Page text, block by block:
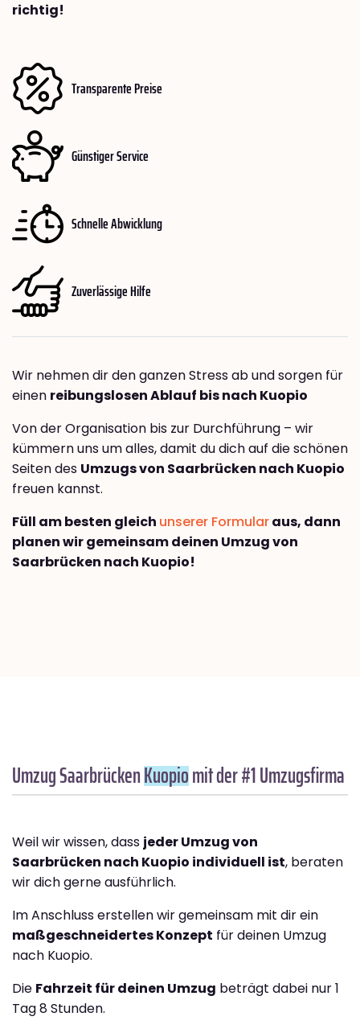
richtig!
Transparente Preise
Günstiger Service
Schnelle Abwicklung
Zuverlässige Hilfe
Wir nehmen dir den ganzen Stress ab und sorgen für
einen reibungslosen Ablauf bis nach Kuopio
Von der Organisation bis zur Durchführung – wir
kümmern uns um alles, damit du dich auf die schönen
Seiten des Umzugs von Saarbrücken nach Kuopio
freuen kannst.
Füll am besten gleich unserer Formularaus, dann
planen wir gemeinsam deinen Umzug von
Saarbrücken nach Kuopio!
Umzug SaarbrückenKuopiomit der #1 Umzugsfirma
Weil wir wissen, dass jeder Umzug von
Saarbrücken nach Kuopio individuell ist, beraten
wir dich gerne ausführlich.
Im Anschluss erstellen wir gemeinsam mit dir ein
maßgeschneidertes Konzept für deinen Umzug
nach Kuopio.
Die Fahrzeit für deinen Umzug beträgt dabei nur 1
Tag 8 Stunden.